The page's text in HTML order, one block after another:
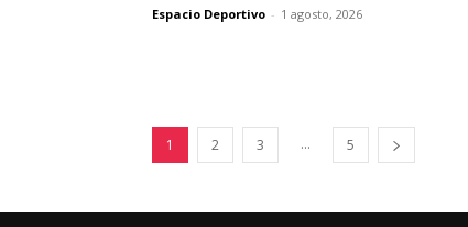
Espacio Deportivo - 1 agosto, 2026
1 2 3 ... 5